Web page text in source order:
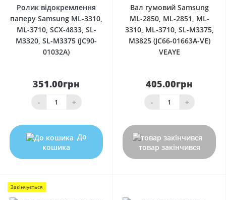
Ролик відокремлення
паперу Samsung ML-3310,
ML-3710, SCX-4833, SL-
M3320, SL-M3375 (JC90-
01032A)
351.00грн
- +
До
кошика
Вал гумовий Samsung
ML-2850, ML-2851, ML-
3310, ML-3710, SL-M3375,
M3825 (JC66-01663A-VE)
VEAYE
405.00грн
- +
товар закінчився
Закінчується